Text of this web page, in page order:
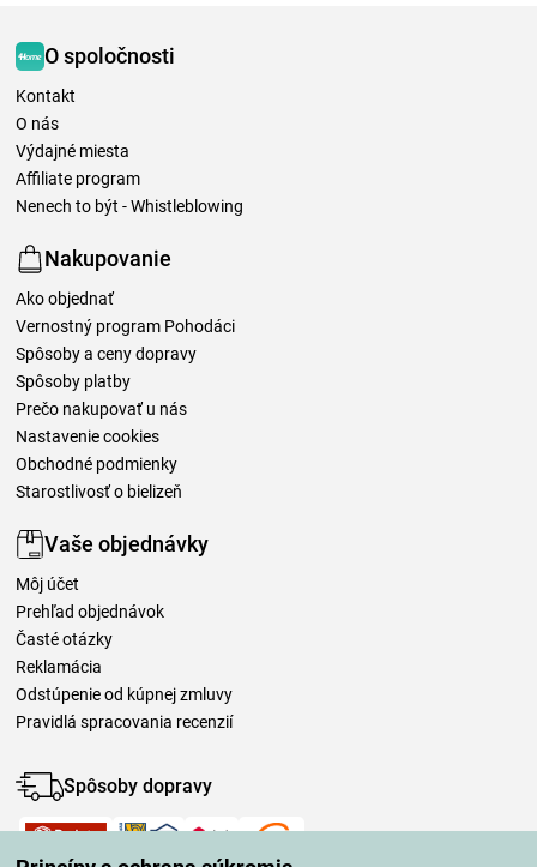
O spoločnosti
Kontakt
O nás
Výdajné miesta
Affiliate program
Nenech to být - Whistleblowing
Nakupovanie
Ako objednať
Vernostný program Pohodáci
Spôsoby a ceny dopravy
Spôsoby platby
Prečo nakupovať u nás
Nastavenie cookies
Obchodné podmienky
Starostlivosť o bielizeň
Vaše objednávky
Môj účet
Prehľad objednávok
Časté otázky
Reklamácia
Odstúpenie od kúpnej zmluvy
Pravidlá spracovania recenzií
Spôsoby dopravy